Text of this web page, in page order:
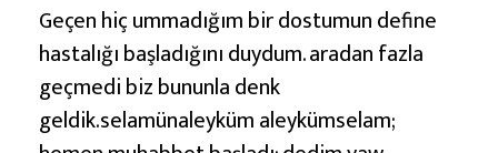
Geçen hiç ummadığım bir dostumun define
hastalığı başladığını duydum. aradan fazla
geçmedi biz bununla denk
geldik.selamünaleyküm aleykümselam;